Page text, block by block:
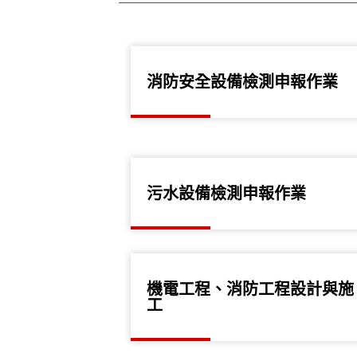
消防安全設備檢測申報作業
污水設備檢測申報作業
機電工程、消防工程設計與施
工